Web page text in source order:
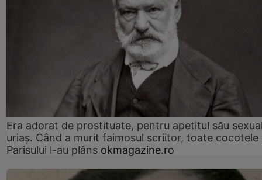
Era adorat de prostituate, pentru apetitul său
uriaș. Când a murit faimosul scriitor, toate cocotele
Parisului l-au plâns okmagazine.ro